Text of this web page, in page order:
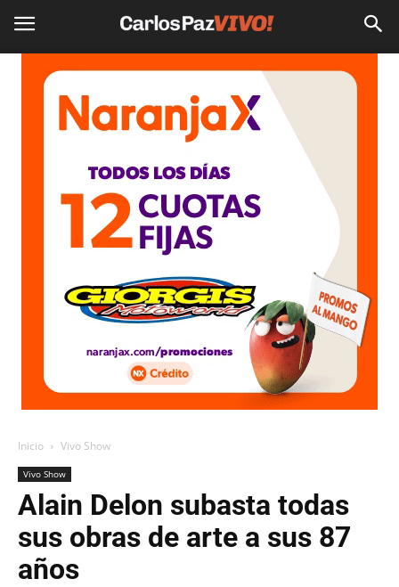
Inicio Vivo Show
Vivo Show
Alain Delon subasta todas
sus obras de arte a sus 87
años